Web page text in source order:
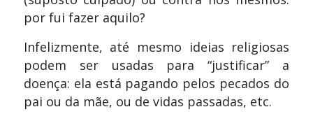
por fui fazer aquilo?
Infelizmente, até mesmo ideias religiosas
podem ser usadas para “justificar” a
doença: ela está pagando pelos pecados do
pai ou da mãe, ou de vidas passadas, etc.